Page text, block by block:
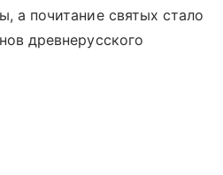
а почитание святых стало
древнерусского